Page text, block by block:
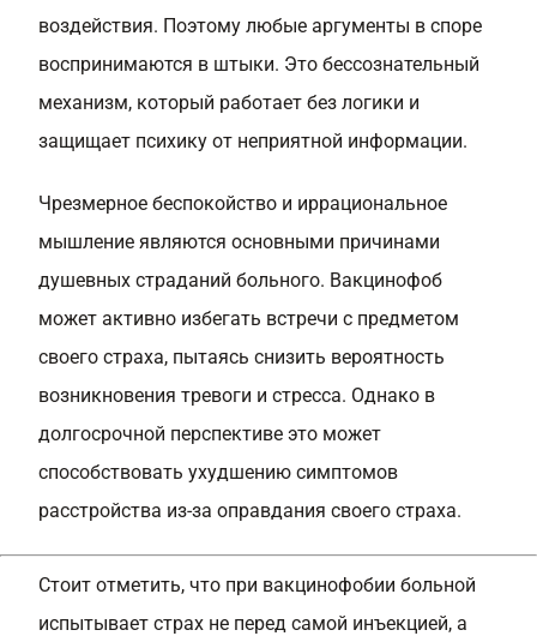
воздействия. Поэтому любые аргументы в споре
воспринимаются в штыки. Это бессознательный
механизм, который работает без логики и
защищает психику от неприятной информации.
Чрезмерное беспокойство и иррациональное
мышление являются основными причинами
душевных страданий больного. Вакцинофоб
может активно избегать встречи с предметом
своего страха, пытаясь снизить вероятность
возникновения тревоги и стресса. Однако в
долгосрочной перспективе это может
способствовать ухудшению симптомов
расстройства из-за оправдания своего страха.
Стоит отметить, что при вакцинофобии больной
испытывает страх не перед самой инъекцией, а